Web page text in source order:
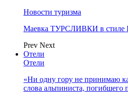
Новости туризма
Маевка ТУРСЛИВКИ в стиле
Prev Next
Отели
Отели
«Ни одну гору не принимаю
слова альпиниста,